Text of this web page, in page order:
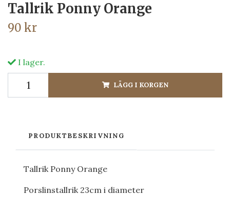
Tallrik Ponny Orange
90 kr
I lager.
LÄGG I KORGEN
PRODUKTBESKRIVNING
Tallrik Ponny Orange
Porslinstallrik 23cm i diameter